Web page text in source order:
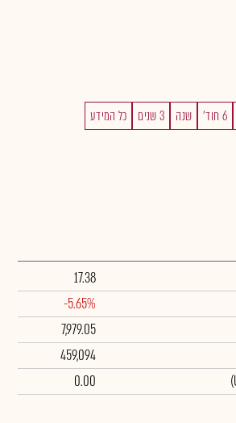
6 חוד' שנה 3 שנים כל המידע
17.38
-5.65%
7,979.05
459,094
0.00